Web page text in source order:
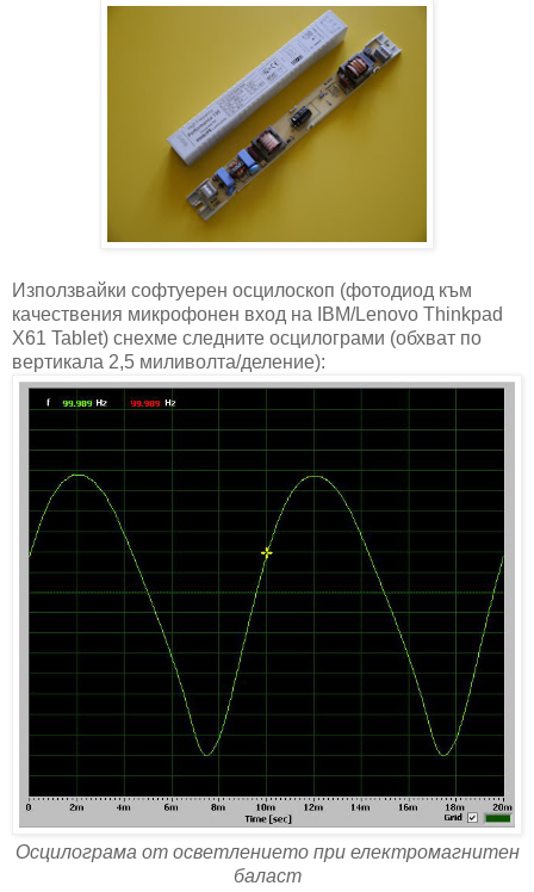
Използвайки софтуерен осцилоскоп (фотодиод към
качествения микрофонен вход на IBM/Lenovo Thinkpad
X61 Tablet) снехме следните осцилограми (обхват по
вертикала 2,5 миливолта/деление):
Осцилограма от осветлението при електромагнитен
баласт